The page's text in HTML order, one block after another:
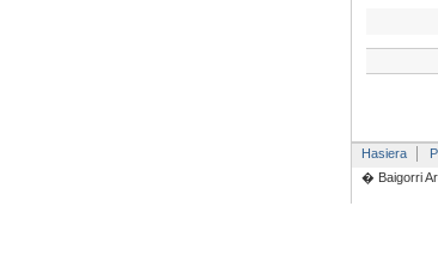
Hasiera
� Baigorri